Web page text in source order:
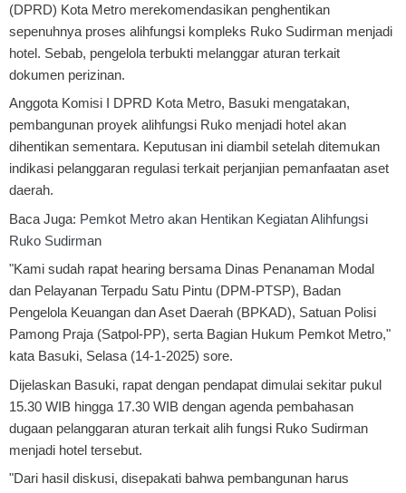
(DPRD) Kota Metro merekomendasikan penghentikan
sepenuhnya proses alihfungsi kompleks Ruko Sudirman menjadi
hotel. Sebab, pengelola terbukti melanggar aturan terkait
dokumen perizinan.
Anggota Komisi I DPRD Kota Metro, Basuki mengatakan,
pembangunan proyek alihfungsi Ruko menjadi hotel akan
dihentikan sementara. Keputusan ini diambil setelah ditemukan
indikasi pelanggaran regulasi terkait perjanjian pemanfaatan aset
daerah.
Baca Juga: Pemkot Metro akan Hentikan Kegiatan Alihfungsi
Ruko Sudirman
"Kami sudah rapat hearing bersama Dinas Penanaman Modal
dan Pelayanan Terpadu Satu Pintu (DPM-PTSP), Badan
Pengelola Keuangan dan Aset Daerah (BPKAD), Satuan Polisi
Pamong Praja (Satpol-PP), serta Bagian Hukum Pemkot Metro,"
kata Basuki, Selasa (14-1-2025) sore.
Dijelaskan Basuki, rapat dengan pendapat dimulai sekitar pukul
15.30 WIB hingga 17.30 WIB dengan agenda pembahasan
dugaan pelanggaran aturan terkait alih fungsi Ruko Sudirman
menjadi hotel tersebut.
"Dari hasil diskusi, disepakati bahwa pembangunan harus